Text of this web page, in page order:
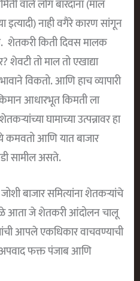
वाले लोग बारदाना (माल
इत्यादी) नाही वगैरे कारण सांगून
शेतकरी किती दिवस मालक
तो माल तो एखाद्या
विकतो. आणि हाच व्यापारी
आधारभूत किमती ला
घामाच्या उत्पन्नावर हा
कमवतो आणि यात बाजार
सामील असते.
बाजार समित्यांना शेतकऱ्यांचे
आता जे शेतकरी आंदोलन चालू
आपले एकधिकार वाचवण्याची
फक्त पंजाब आणि